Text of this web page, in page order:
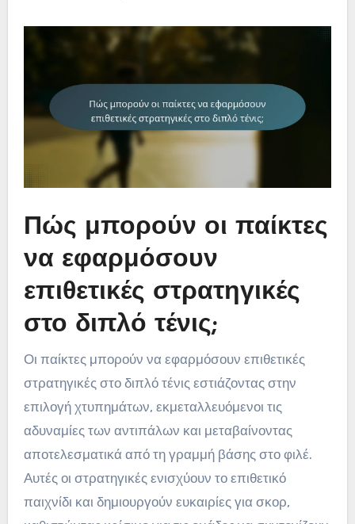
Πώς μπορούν οι παίκτες
να εφαρμόσουν
επιθετικές στρατηγικές
στο διπλό τένις;
Οι παίκτες μπορούν να εφαρμόσουν επιθετικές
στρατηγικές στο διπλό τένις εστιάζοντας στην
επιλογή χτυπημάτων, εκμεταλλευόμενοι τις
αδυναμίες των αντιπάλων και μεταβαίνοντας
αποτελεσματικά από τη γραμμή βάσης στο φιλέ.
Αυτές οι στρατηγικές ενισχύουν το επιθετικό
παιχνίδι και δημιουργούν ευκαιρίες για σκορ,